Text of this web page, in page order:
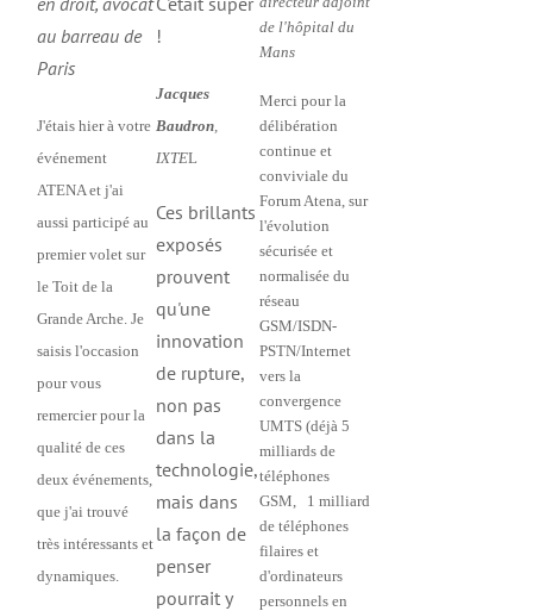
au barreau de
Paris
J'étais hier à votre
événement
ATENA et j'ai
aussi participé au
premier volet sur
le Toit de la
Grande Arche. Je
saisis l'occasion
pour vous
remercier pour la
qualité de ces
deux événements,
que j'ai trouvé
très intéressants et
dynamiques.
!
Jacques
Baudron,
IXTEL
Ces brillants
exposés
prouvent
qu'une
innovation
de rupture,
non pas
dans la
technologie,
mais dans
la façon de
penser
pourrait y
de l'hôpital du
Mans
Merci pour la
délibération
continue et
conviviale du
Forum Atena, sur
l'évolution
sécurisée et
normalisée du
réseau
GSM/ISDN-
PSTN/Internet
vers la
convergence
UMTS (déjà 5
milliards de
téléphones
GSM, 1 milliard
de téléphones
filaires et
d'ordinateurs
personnels en